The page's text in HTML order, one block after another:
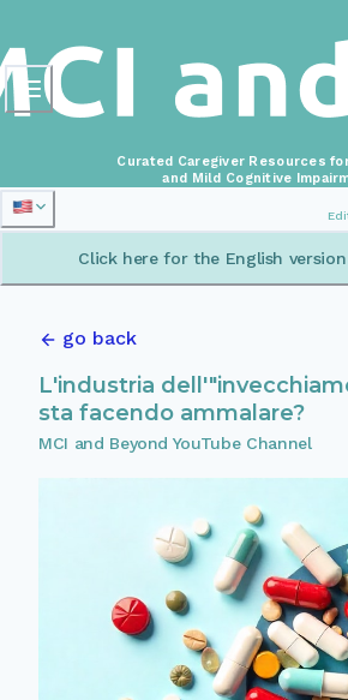
Curated Caregiver Resources
and Mild Cognitive
Click here for the English
go back
L'industria
sta facendo ammalare?
MCI and Beyond YouTube Channel